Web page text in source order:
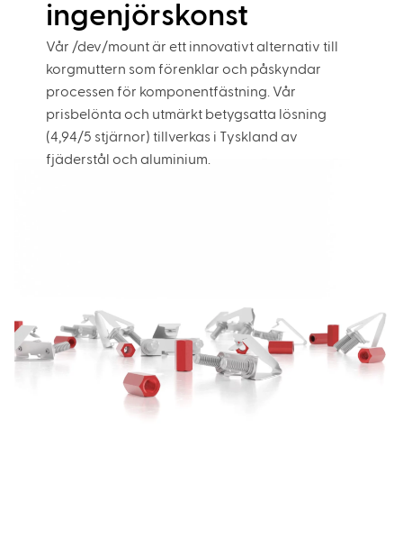
ingenjörskonst
Vår /dev/mount är ett innovativt alternativ till
korgmuttern som förenklar och påskyndar
processen för komponentfästning. Vår
prisbelönta och utmärkt betygsatta lösning
(4,94/5 stjärnor) tillverkas i Tyskland av
fjäderstål och aluminium.